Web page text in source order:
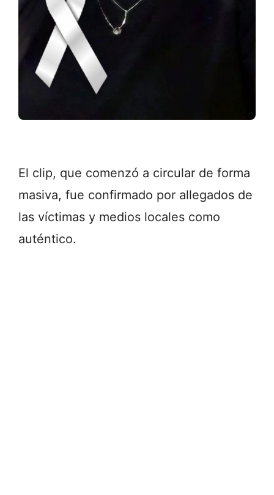
El clip, que comenzó a circular de forma
masiva, fue confirmado por allegados de
las víctimas y medios locales como
auténtico.